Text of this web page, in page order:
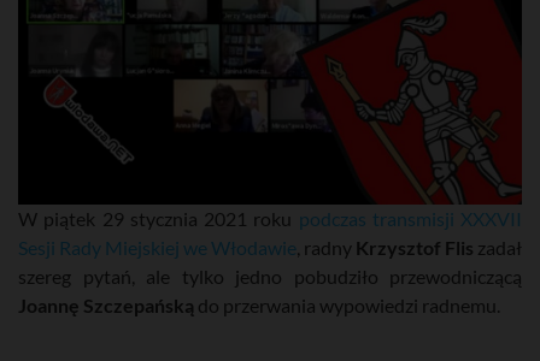
W piątek 29 stycznia 2021 roku podczas transmisji XXXVII
Sesji Rady Miejskiej we Włodawie , radny Krzysztof Flis zadał
szereg pytań, ale tylko jedno pobudziło przewodniczącą
Joannę Szczepańską do przerwania wypowiedzi radnemu.